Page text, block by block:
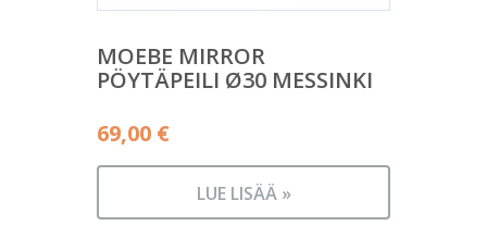
MOEBE MIRROR
PÖYTÄPEILI Ø30 MESSINKI
69,00 €
LUE LISÄÄ »